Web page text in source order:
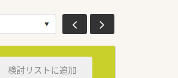
検討リストに追加